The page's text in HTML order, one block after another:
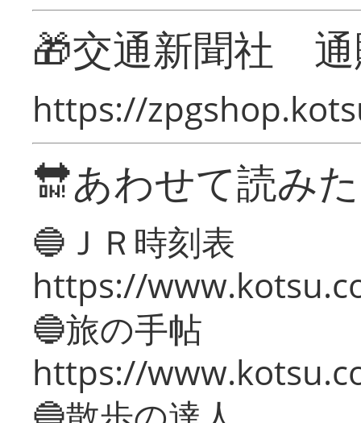
🎁交通新聞社
https://
🔛あわせて読み
🔵ＪＲ時刻表
https://
🔵旅の手帖
https://